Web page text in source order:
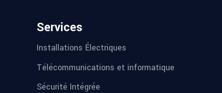
Services
Installations Électriques
Télécommunications et informatique
Sécurité Intégrée